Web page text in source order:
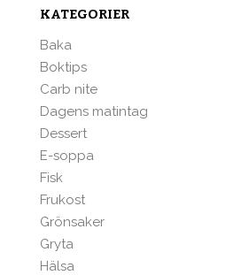
KATEGORIER
Baka
Boktips
Carb nite
Dagens matintag
Dessert
E-soppa
Fisk
Frukost
Grönsaker
Gryta
Hälsa